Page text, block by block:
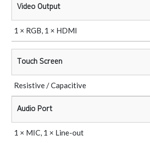
Video Output
1 × RGB, 1 × HDMI
Touch Screen
Resistive / Capacitive
Audio Port
1 × MIC, 1 × Line-out